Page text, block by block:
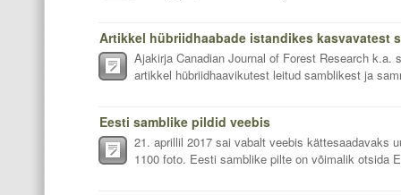
Artikkel hübriidhaabade istandikes kasvavatest
Ajakirja Canadian Journal of Forest Research k.a.
artikkel hübriidhaavikutest leitud samblikest ja
Eesti samblike pildid veebis
21. aprillil 2017 sai vabalt veebis kättesaadavaks
1100 foto. Eesti samblike pilte on võimalik otsida